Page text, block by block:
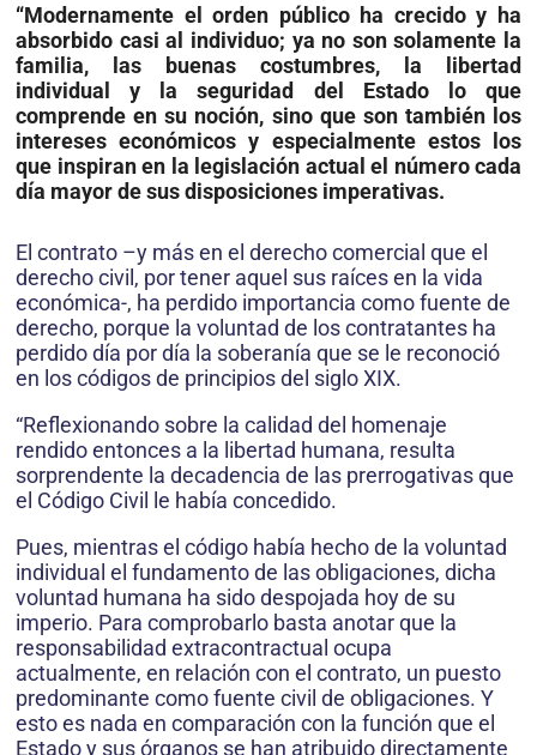
“Modernamente el orden público ha crecido y ha
absorbido casi al individuo; ya no son solamente la
familia, las buenas costumbres, la libertad
individual y la seguridad del Estado lo que
comprende en su noción, sino que son también los
intereses económicos y especialmente estos los
que inspiran en la legislación actual el número cada
día mayor de sus disposiciones imperativas.
El contrato –y más en el derecho comercial que el
derecho civil, por tener aquel sus raíces en la vida
económica-, ha perdido importancia como fuente de
derecho, porque la voluntad de los contratantes ha
perdido día por día la soberanía que se le reconoció
en los códigos de principios del siglo XIX.
“Reflexionando sobre la calidad del homenaje
rendido entonces a la libertad humana, resulta
sorprendente la decadencia de las prerrogativas que
el Código Civil le había concedido.
Pues, mientras el código había hecho de la voluntad
individual el fundamento de las obligaciones, dicha
voluntad humana ha sido despojada hoy de su
imperio. Para comprobarlo basta anotar que la
responsabilidad extracontractual ocupa
actualmente, en relación con el contrato, un puesto
predominante como fuente civil de obligaciones. Y
esto es nada en comparación con la función que el
Estado y sus órganos se han atribuido directamente